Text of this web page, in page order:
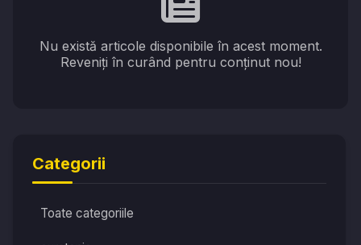
Categorii
Toate categoriile
Nu există articole disponibile în acest moment.
Reveniți în curând pentru conținut nou!